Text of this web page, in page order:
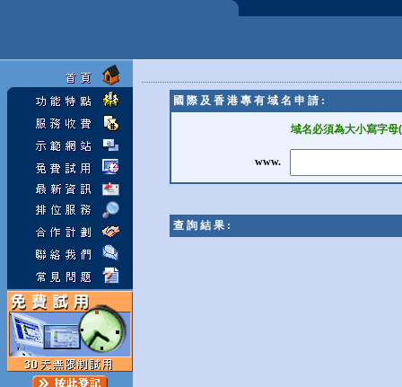
國 際 及 香 港 專 有 域 名 申 請 :
域名必須為大小寫字
www.
查 詢 結 果 :